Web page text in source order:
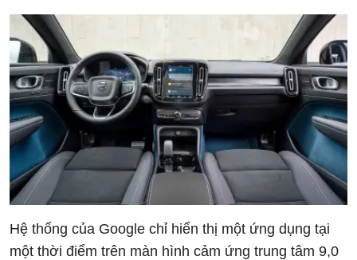
Hệ thống của Google chỉ hiển thị một ứng dụng tại
một thời điểm trên màn hình cảm ứng trung tâm 9,0